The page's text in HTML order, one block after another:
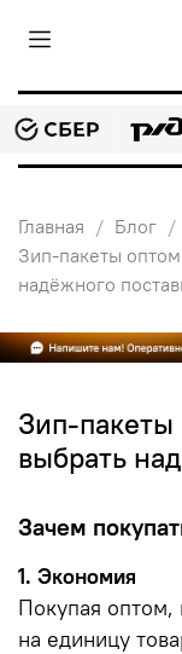
Главная
Блог
Зип-пакеты
надёжного
Зип-пакеты
выбрать
Зачем
1. Экономия
Покупая оптом,
на единицу